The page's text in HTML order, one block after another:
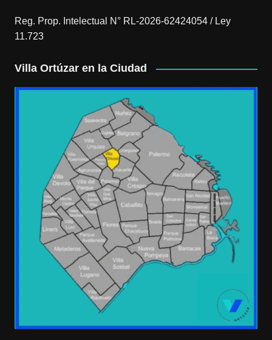
Reg. Prop. Intelectual N° RL-2026-62424054 / Ley
11.723
Villa Ortúzar en la Ciudad